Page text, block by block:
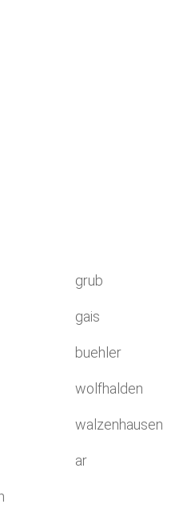
grub
gais
buehler
wolfhalden
walzenhausen
ar